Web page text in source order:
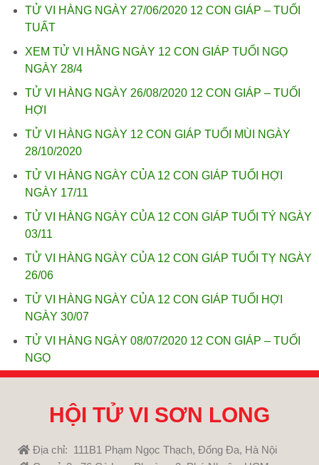
TỬ VI HÀNG NGÀY 27/06/2020 12 CON GIÁP – TUỔI
TUẤT
XEM TỬ VI HẰNG NGÀY 12 CON GIÁP TUỔI NGỌ
NGÀY 28/4
TỬ VI HÀNG NGÀY 26/08/2020 12 CON GIÁP – TUỔI
HỢI
TỬ VI HÀNG NGÀY 12 CON GIÁP TUỔI MÙI NGÀY
28/10/2020
TỬ VI HÀNG NGÀY CỦA 12 CON GIÁP TUỔI HỢI
NGÀY 17/11
TỬ VI HÀNG NGÀY CỦA 12 CON GIÁP TUỔI TÝ NGÀY
03/11
TỬ VI HÀNG NGÀY CỦA 12 CON GIÁP TUỔI TỴ NGÀY
26/06
TỬ VI HÀNG NGÀY CỦA 12 CON GIÁP TUỔI HỢI
NGÀY 30/07
TỬ VI HÀNG NGÀY 08/07/2020 12 CON GIÁP – TUỔI
NGỌ
HỘI TỬ VI SƠN LONG
Địa chỉ: 111B1 Phạm Ngọc Thạch, Đống Đa, Hà Nội